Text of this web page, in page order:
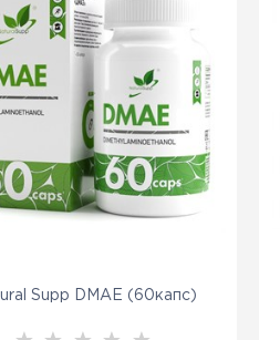
Supp DMAE (60капс)